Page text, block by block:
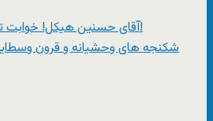
آقای حسنین هیکل! خوابت تعبیر ندارد!
شکنجه های وحشیانه و قرون